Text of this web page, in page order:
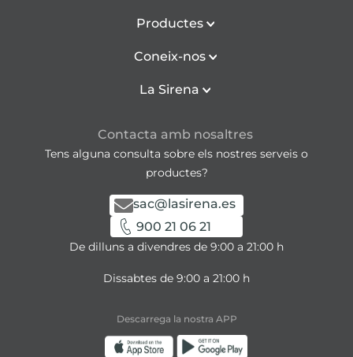
Productes
Coneix-nos
La Sirena
Contacta amb nosaltres
Tens alguna consulta sobre els nostres serveis o
productes?
sac@lasirena.es
900 21 06 21
De dilluns a divendres de 9:00 a 21:00 h
Dissabtes de 9:00 a 21:00 h
Descarrega la nostra APP